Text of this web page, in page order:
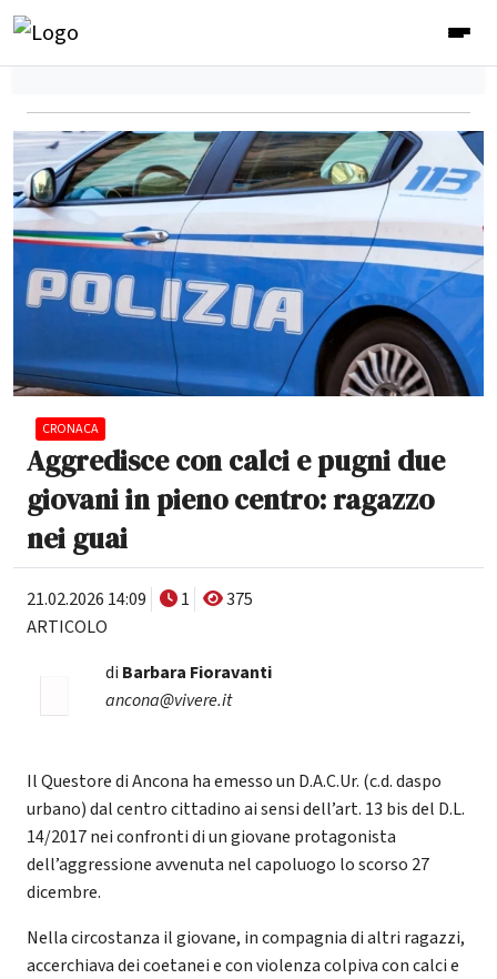
CRONACA
Aggredisce con calci e pugni due
giovani in pieno centro: ragazzo
nei guai
21.02.2026 14:09 1
375
ARTICOLO
di Barbara Fioravanti
ancona@vivere.it
Il Questore di Ancona ha emesso un D.A.C.Ur. (c.d. daspo
urbano) dal centro cittadino ai sensi dell’art. 13 bis del D.L.
14/2017 nei confronti di un giovane protagonista
dell’aggressione avvenuta nel capoluogo lo scorso 27
dicembre.
Nella circostanza il giovane, in compagnia di altri ragazzi,
accerchiava dei coetanei e con violenza colpiva con calci e